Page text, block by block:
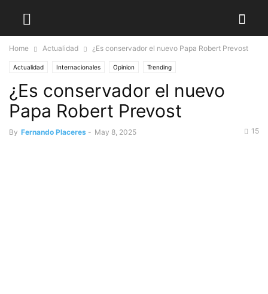
Home Actualidad ¿Es conservador el nuevo Papa Robert Prevost
Actualidad Internacionales Opinion Trending
¿Es conservador el nuevo
Papa Robert Prevost
By Fernando Placeres - May 8, 2025 15